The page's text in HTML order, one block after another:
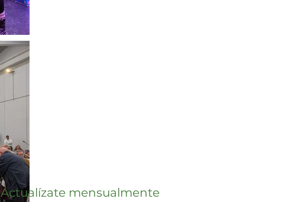
Actualízate mensualmente